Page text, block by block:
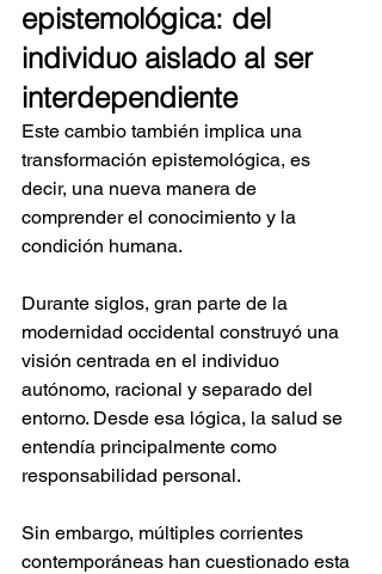
epistemológica: del
individuo aislado al ser
interdependiente
Este cambio también implica una
transformación epistemológica, es
decir, una nueva manera de
comprender el conocimiento y la
condición humana.
Durante siglos, gran parte de la
modernidad occidental construyó una
visión centrada en el individuo
autónomo, racional y separado del
entorno. Desde esa lógica, la salud se
entendía principalmente como
responsabilidad personal.
Sin embargo, múltiples corrientes
contemporáneas han cuestionado esta